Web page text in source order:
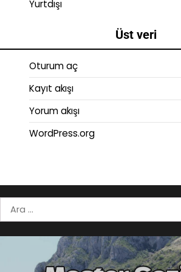
Yurtdışı
Üst veri
Oturum aç
Kayıt akışı
Yorum akışı
WordPress.org
Arama: